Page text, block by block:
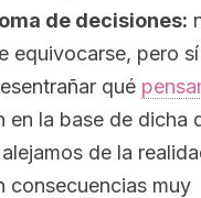
de decisiones:
equivocarse, pero
qué
en la base de dicha
de la
consecuencias muy